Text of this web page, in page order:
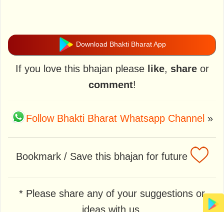
Download Bhakti Bharat App
If you love this bhajan please like, shareor
comment!
Follow Bhakti Bharat Whatsapp Channel »
Bookmark / Save this bhajan for future
* Please share any of your suggestions or
ideas with us.